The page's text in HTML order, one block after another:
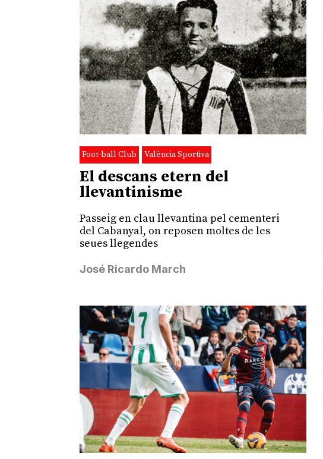
Foot-ball Club València Sportiva
El descans etern del
llevantinisme
Passeig en clau llevantina pel cementeri
del Cabanyal, on reposen moltes de les
seues llegendes
José Ricardo March